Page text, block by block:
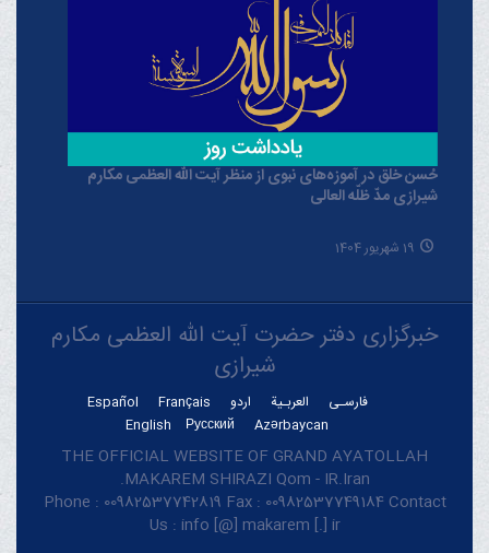
حُسن خلق در آموزه‌های نبوی از منظر آیت الله العظمی مکارم
شیرازی مدّ ظلّه العالی
19 شهریور 1404
خبرگزاری دفتر حضرت آیت الله العظمی مکارم
شیرازی
فارسـی العربـیة اردو Français
Español
Azərbaycan
Русский
English
THE OFFICIAL WEBSITE OF GRAND AYATOLLAH
MAKAREM SHIRAZI Qom - IR.Iran.
Phone : 00982537742819 Fax : 00982537749184 Contact
Us : info [@] makarem [.] ir